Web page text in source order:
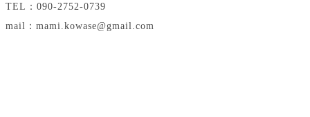
TEL：090-2752-0739
mail：mami.kowase@gmail.com